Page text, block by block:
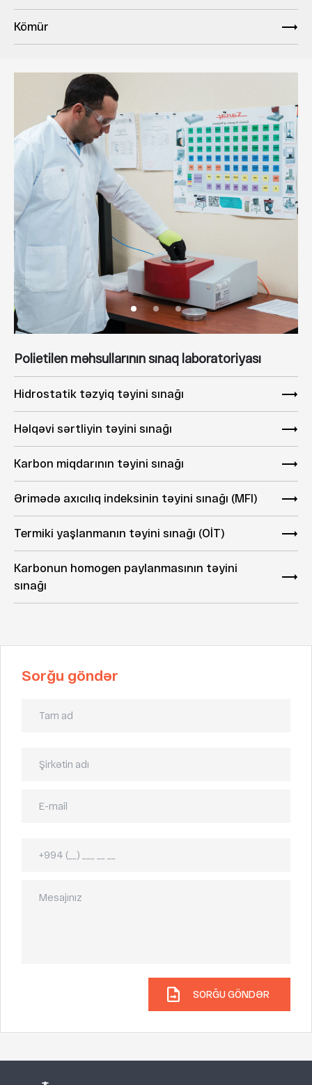
Kömür
Polietilen məhsullarının sınaq laboratoriyası
Hidrostatik təzyiq təyini sınağı
Həlqəvi sərtliyin təyini sınağı
Karbon miqdarının təyini sınağı
Ərimədə axıcılıq indeksinin təyini sınağı (MFI)
Termiki yaşlanmanın təyini sınağı (OİT)
Karbonun homogen paylanmasının təyini
sınağı
Sorğu göndər
SORĞU GÖNDƏR